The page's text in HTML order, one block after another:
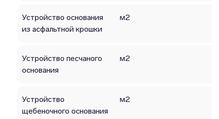
Устройство основания
из асфальтной крошки
м2
Устройство песчаного
основания
м2
Устройство
щебеночного основания
м2